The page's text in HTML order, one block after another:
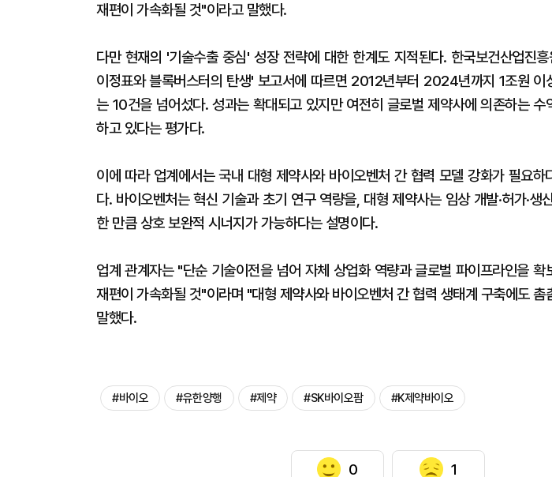
재편이 가속화될 것"이라고 말했다.
다만 현재의 '기술수출 중심' 성장 전략에 대한 한계도 지적된다. 한국보건산업진
이정표와 블록버스터의 탄생' 보고서에 따르면 2012년부터 2024년까지 1조원 이
는 10건을 넘어섰다. 성과는 확대되고 있지만 여전히 글로벌 제약사에 의존하는 수
하고 있다는 평가다.
이에 따라 업계에서는 국내 대형 제약사와 바이오벤처 간 협력 모델 강화가 필요하
다. 바이오벤처는 혁신 기술과 초기 연구 역량을, 대형 제약사는 임상 개발·허가·생
한 만큼 상호 보완적 시너지가 가능하다는 설명이다.
업계 관계자는 "단순 기술이전을 넘어 자체 상업화 역량과 글로벌 파이프라인을 확
재편이 가속화될 것"이라며 "대형 제약사와 바이오벤처 간 협력 생태계 구축에도 촘
말했다.
#바이오 #유한양행 #제약 #SK바이오팜 #K제약바이오
0 1